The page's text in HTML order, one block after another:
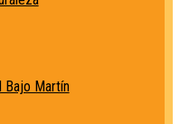
Bajo Martín